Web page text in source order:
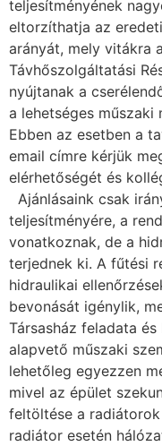
teljesítményének
eltorzíthatja az
arányát, mely vitákra
Távhőszolgáltatási
nyújtanak a
a lehetséges műszaki
Ebben az esetben a
email címre kérjük
elérhetőségét és
Ajánlásaink csak
teljesítményére, a
vonatkoznak, de a
terjednek ki. A fűtési
hidraulikai
bevonását igénylik,
Társasház feladata
alapvető műszaki
lehetőleg egyezzen
mivel az épület
feltöltése a
radiátor esetén